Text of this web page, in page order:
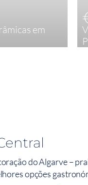
em
do Algarve –
opções